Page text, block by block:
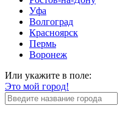
Уфа
Волгоград
Красноярск
Пермь
Воронеж
Или укажите в поле:
Это мой город!